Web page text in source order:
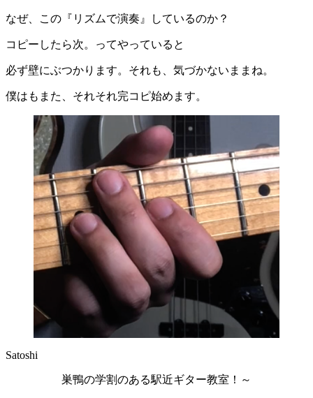
なぜ、この『リズムで演奏』しているのか？
コピーしたら次。ってやっていると
必ず壁にぶつかります。それも、気づかないままね。
僕はもまた、それそれ完コピ始めます。
Satoshi
巣鴨の学割のある駅近ギター教室！～